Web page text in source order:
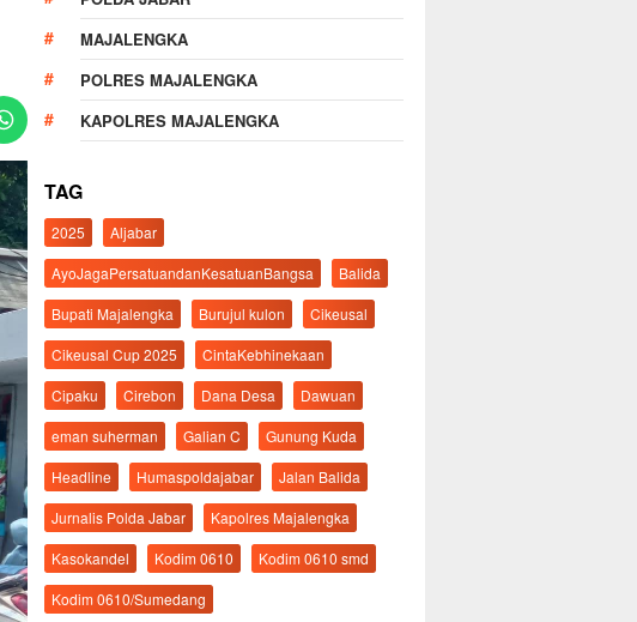
MAJALENGKA
POLRES MAJALENGKA
KAPOLRES MAJALENGKA
TAG
2025
Aljabar
AyoJagaPersatuandanKesatuanBangsa
Balida
Bupati Majalengka
Burujul kulon
Cikeusal
Cikeusal Cup 2025
CintaKebhinekaan
Cipaku
Cirebon Dana Desa
Dawuan
eman suherman
Galian C
Gunung Kuda
Headline
Humaspoldajabar
Jalan Balida
Jurnalis Polda Jabar
Kapolres Majalengka
Kasokandel
Kodim 0610
Kodim 0610 smd
Kodim 0610/Sumedang